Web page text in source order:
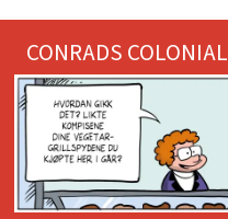
CONRADS COLONIAL